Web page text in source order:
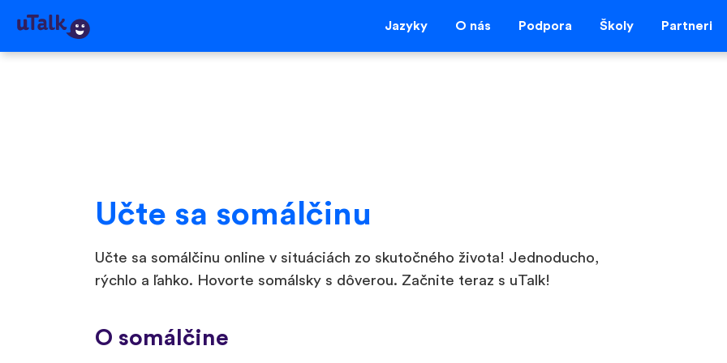
Jazyky O nás Podpora Školy Partneri
Učte sa somálčinu
Učte sa somálčinu online v situáciách zo skutočného života! Jednoducho,
rýchlo a ľahko. Hovorte somálsky s dôverou. Začnite teraz s uTalk!
O somálčine